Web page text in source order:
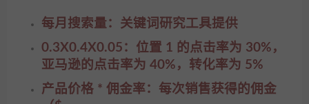
每月搜索量：关键词研究工具提供
0.3X0.4X0.05：位置 1 的点击率为 30%，
亚马逊的点击率为 40%，转化率为 5%
产品价格 * 佣金率：每次销售获得的佣金